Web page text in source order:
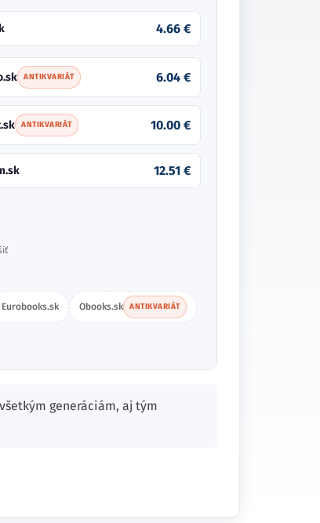
4.66 €
ANTIKVARIÁT 6.04 €
ANTIKVARIÁT 10.00 €
12.51 €
Eurobooks.sk Obooks.sk ANTIKVARIÁT
generáciám, aj tým